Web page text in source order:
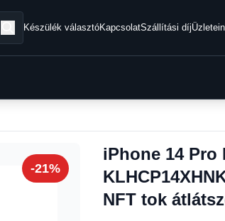
Készülék választóKapcsolatSzállítási díj
-21%
iPhone 14 Pro
NFT tok